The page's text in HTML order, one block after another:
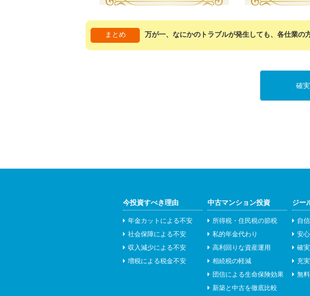
まとめ 万が一、なにかのトラブルが発生しても、各仕業
確
今投資すべき理由
年金カットによる不安
社会保障による不安
収入減少による不安
増税による税金不安
中古マンション投資
所得税・住民税の節税
私的年金代わり
高利回りな資産運用
相続税の軽減
団信による生命保険効果
新築と中古を徹底比較
ジー
自
安
確
充
無